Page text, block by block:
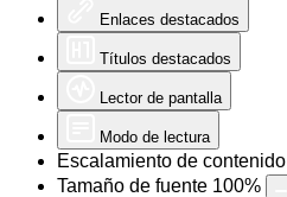
Enlaces destacados
Títulos destacados
Lector de pantalla
Modo de lectura
Escalamiento de contenido
Tamaño de fuente 100%